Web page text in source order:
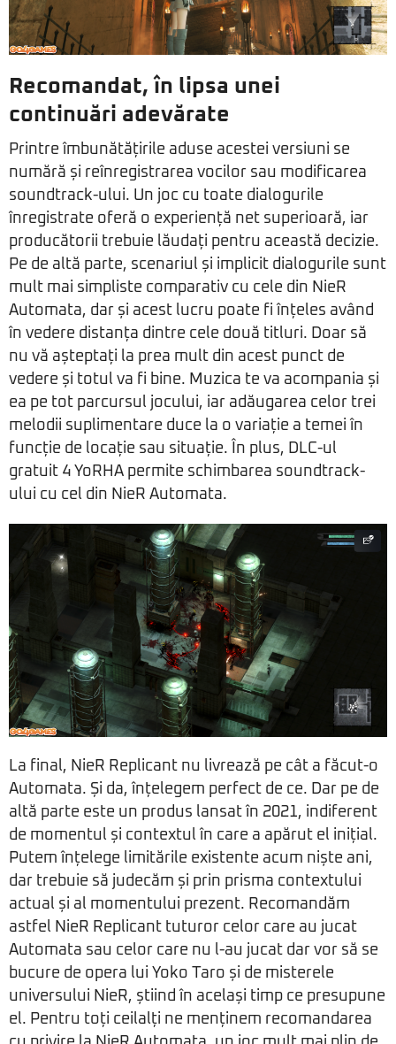
Recomandat, în lipsa unei
continuări adevărate
Printre îmbunătățirile aduse acestei versiuni se
numără și reînregistrarea vocilor sau modificarea
soundtrack-ului. Un joc cu toate dialogurile
înregistrate oferă o experiență net superioară, iar
producătorii trebuie lăudați pentru această decizie.
Pe de altă parte, scenariul și implicit dialogurile sunt
mult mai simpliste comparativ cu cele din NieR
Automata, dar și acest lucru poate fi înțeles având
în vedere distanța dintre cele două titluri. Doar să
nu vă așteptați la prea mult din acest punct de
vedere și totul va fi bine. Muzica te va acompania și
ea pe tot parcursul jocului, iar adăugarea celor trei
melodii suplimentare duce la o variație a temei în
funcție de locație sau situație. În plus, DLC-ul
gratuit 4 YoRHA permite schimbarea soundtrack-
ului cu cel din NieR Automata.
La final, NieR Replicant nu livrează pe cât a făcut-o
Automata. Și da, înțelegem perfect de ce. Dar pe de
altă parte este un produs lansat în 2021, indiferent
de momentul și contextul în care a apărut el inițial.
Putem înțelege limitările existente acum niște ani,
dar trebuie să judecăm și prin prisma contextului
actual și al momentului prezent. Recomandăm
astfel NieR Replicant tuturor celor care au jucat
Automata sau celor care nu l-au jucat dar vor să se
bucure de opera lui Yoko Taro și de misterele
universului NieR, știind în același timp ce presupune
el. Pentru toți ceilalți ne menținem recomandarea